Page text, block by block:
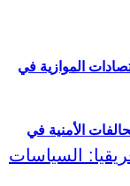
الأمنية في
الموازية في